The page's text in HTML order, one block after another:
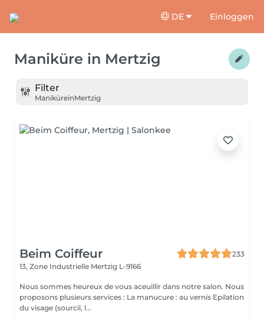
DE Einloggen
Maniküre in Mertzig
Filter
ManiküreinMertzig
Beim Coiffeur
233
13, Zone Industrielle Mertzig L-9166
Nous sommes heureux de vous aceuillir dans notre salon. Nous
proposons plusieurs services : La manucure : au vernis Epilation
du visage (sourcil, l...